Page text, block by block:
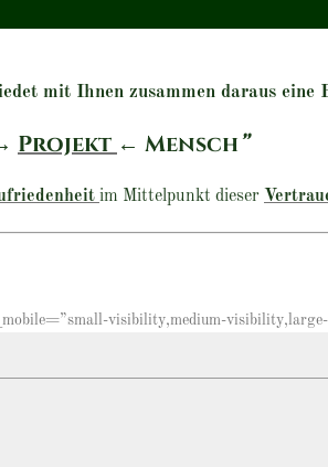
mit Ihnen zusammen daraus eine
Projekt ← Mensch”
im Mittelpunkt dieser
visibility,medium-